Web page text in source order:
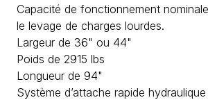
Capacité de fonctionnement
le levage de charges lourdes.
Largeur de 36" ou 44"
Poids de 2915 lbs
Longueur de 94"
Système d’attache rapide